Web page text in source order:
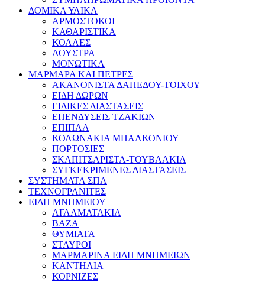
ΔΟΜΙΚΑ ΥΛΙΚΑ
ΑΡΜΟΣΤΟΚΟΙ
ΚΑΘΑΡΙΣΤΙΚΑ
ΚΟΛΛΕΣ
ΛΟΥΣΤΡΑ
ΜΟΝΩΤΙΚΑ
ΜΑΡΜΑΡΑ ΚΑΙ ΠΕΤΡΕΣ
ΑΚΑΝΟΝΙΣΤΑ ΔΑΠΕΔΟΥ-ΤΟΙΧΟΥ
ΕΙΔΗ ΔΩΡΩΝ
ΕΙΔΙΚΕΣ ΔΙΑΣΤΑΣΕΙΣ
ΕΠΕΝΔΥΣΕΙΣ ΤΖΑΚΙΩΝ
ΕΠΙΠΛΑ
ΚΟΛΩΝΑΚΙΑ ΜΠΑΛΚΟΝΙΟΥ
ΠΟΡΤΟΣΙΕΣ
ΣΚΑΠΙΤΣΑΡΙΣΤΑ-ΤΟΥΒΛΑΚΙΑ
ΣΥΓΚΕΚΡΙΜΕΝΕΣ ΔΙΑΣΤΑΣΕΙΣ
ΣΥΣΤΗΜΑΤΑ ΣΠΑ
ΤΕΧΝΟΓΡΑΝΙΤΕΣ
ΕΙΔΗ ΜΝΗΜΕΙΟΥ
ΑΓΑΛΜΑΤΑΚΙΑ
ΒΑΖΑ
ΘΥΜΙΑΤΑ
ΣΤΑΥΡΟΙ
ΜΑΡΜΑΡΙΝΑ ΕΙΔΗ ΜΝΗΜΕΙΩΝ
ΚΑΝΤΗΛΙΑ
ΚΟΡΝΙΖΕΣ